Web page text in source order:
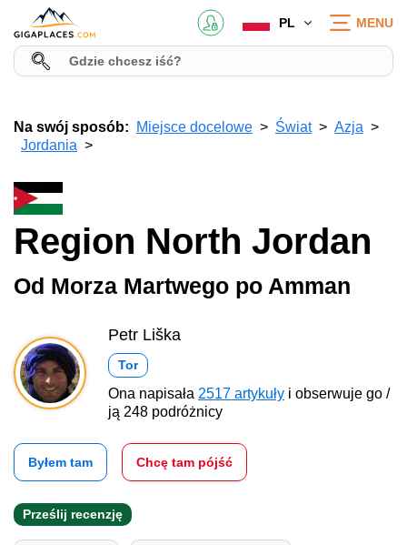
PL MENU
Na swój sposób: Miejsce docelowe Świat
Azja
Jordania
Region North Jordan
Od Morza Martwego po Amman
Petr Liška
Tor
Ona napisała 2517 artykuły i obserwuje go /
ją 248 podróżnicy
Byłem tam Chcę tam pójść
Prześlij recenzję